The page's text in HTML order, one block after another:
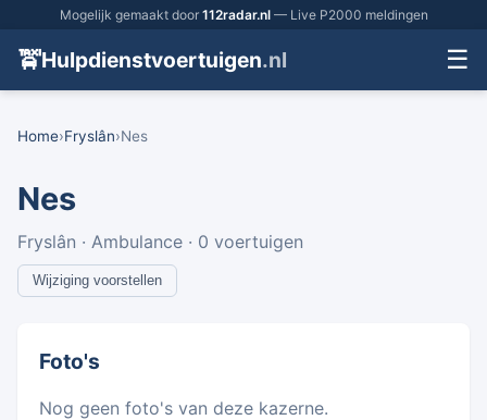
Mogelijk gemaakt door 112radar.nl— Live P2000 meldingen
🚖Hulpdienstvoertuigen.nl ☰
Home›Fryslân›Nes
Nes
Fryslân · Ambulance · 0 voertuigen
Wijziging voorstellen
Foto's
Nog geen foto's van deze kazerne.